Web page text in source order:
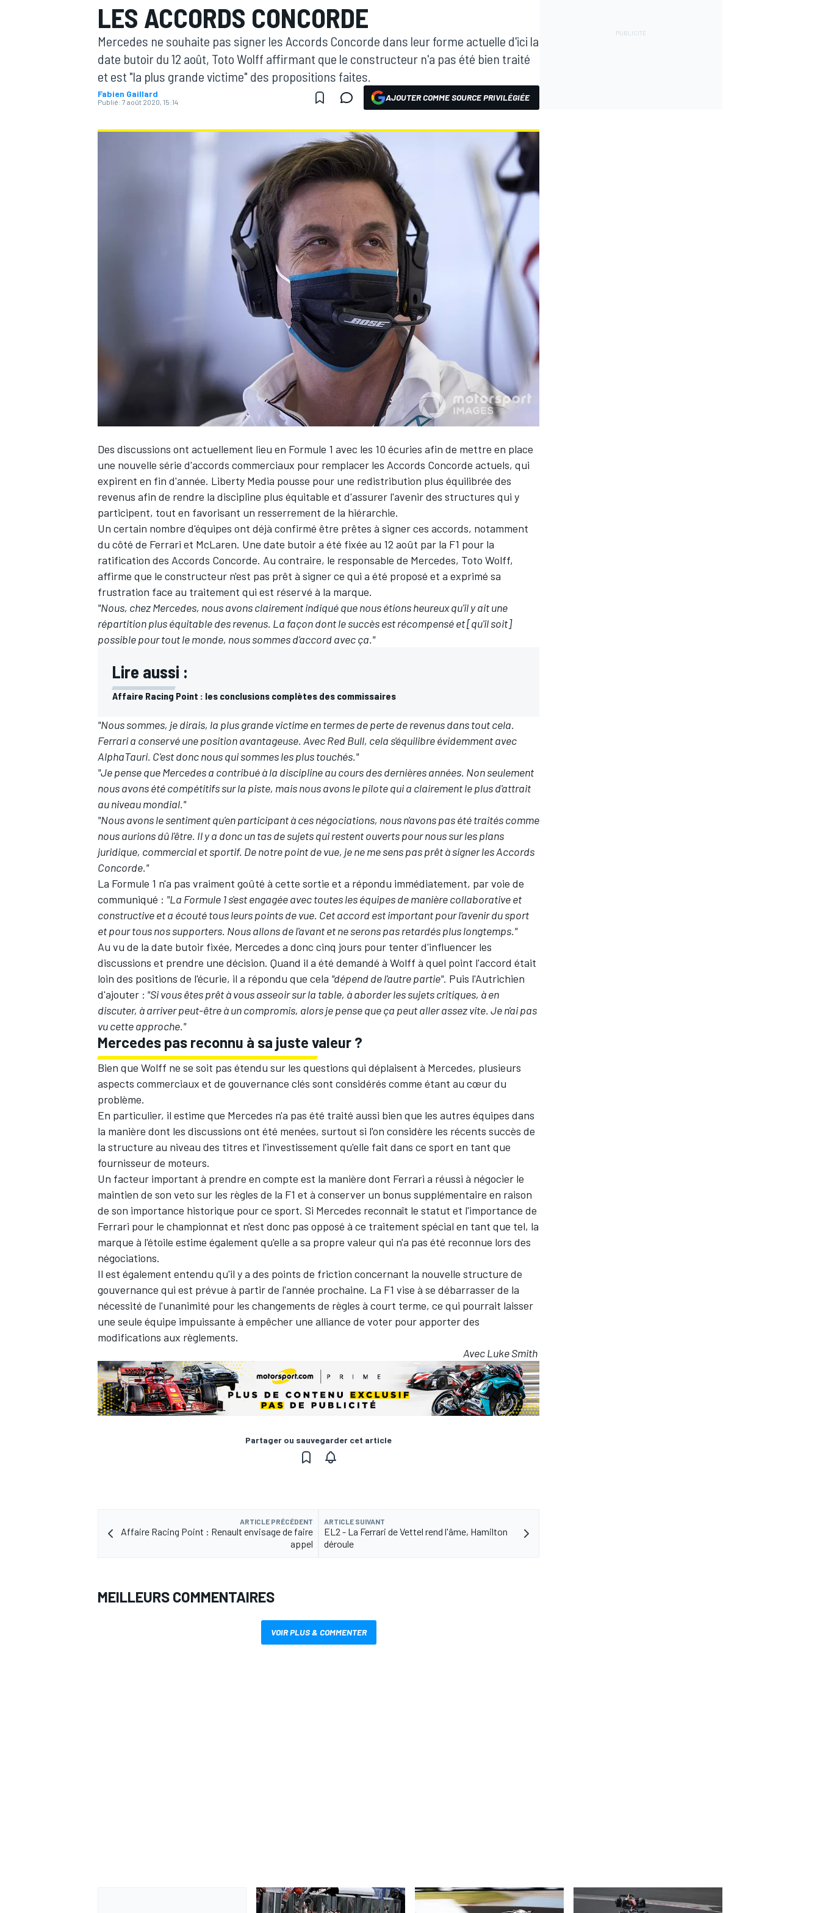
MOTOGP
WEC
AUTRES CHAMPIONNATS
LES ACCORDS CONCORDE
Mercedes ne souhaite pas signer les Accords Concorde dans leur forme actuelle d'ici la
date butoir du 12 août, Toto Wolff affirmant que le constructeur n'a pas été bien traité
et est "la plus grande victime" des propositions faites.
Fabien Gaillard
Publié: 7 août 2020, 15:14 AJOUTER COMME SOURCE PRIVILÉGIÉE
Des discussions ont actuellement lieu en Formule 1 avec les 10 écuries afin de mettre en place
une nouvelle série d'accords commerciaux pour remplacer les Accords Concorde actuels, qui
expirent en fin d'année. Liberty Media pousse pour une redistribution plus équilibrée des
revenus afin de rendre la discipline plus équitable et d'assurer l'avenir des structures qui y
participent, tout en favorisant un resserrement de la hiérarchie.
Un certain nombre d'équipes ont déjà confirmé être prêtes à signer ces accords, notamment
du côté de Ferrari et McLaren. Une date butoir a été fixée au 12 août par la F1 pour la
ratification des Accords Concorde. Au contraire, le responsable de Mercedes, Toto Wolff,
affirme que le constructeur n'est pas prêt à signer ce qui a été proposé et a exprimé sa
frustration face au traitement qui est réservé à la marque.
"Nous, chez Mercedes, nous avons clairement indiqué que nous étions heureux qu'il y ait une
répartition plus équitable des revenus. La façon dont le succès est récompensé et [qu'il soit]
possible pour tout le monde, nous sommes d'accord avec ça."
Lire aussi :
Affaire Racing Point : les conclusions complètes des commissaires
"Nous sommes, je dirais, la plus grande victime en termes de perte de revenus dans tout cela.
Ferrari a conservé une position avantageuse. Avec Red Bull, cela s'équilibre évidemment avec
AlphaTauri. C'est donc nous qui sommes les plus touchés."
"Je pense que Mercedes a contribué à la discipline au cours des dernières années. Non seulement
nous avons été compétitifs sur la piste, mais nous avons le pilote qui a clairement le plus d'attrait
au niveau mondial."
"Nous avons le sentiment qu'en participant à ces négociations, nous n'avons pas été traités comme
nous aurions dû l'être. Il y a donc un tas de sujets qui restent ouverts pour nous sur les plans
juridique, commercial et sportif. De notre point de vue, je ne me sens pas prêt à signer les Accords
Concorde."
La Formule 1 n'a pas vraiment goûté à cette sortie et a répondu immédiatement, par voie de
communiqué : "La Formule 1 s'est engagée avec toutes les équipes de manière collaborative et
constructive et a écouté tous leurs points de vue. Cet accord est important pour l'avenir du sport
et pour tous nos supporters. Nous allons de l'avant et ne serons pas retardés plus longtemps."
Au vu de la date butoir fixée, Mercedes a donc cinq jours pour tenter d'influencer les
discussions et prendre une décision. Quand il a été demandé à Wolff à quel point l'accord était
loin des positions de l'écurie, il a répondu que cela "dépend de l'autre partie". Puis l'Autrichien
d'ajouter : "Si vous êtes prêt à vous asseoir sur la table, à aborder les sujets critiques, à en
discuter, à arriver peut-être à un compromis, alors je pense que ça peut aller assez vite. Je n'ai pas
vu cette approche."
Mercedes pas reconnu à sa juste valeur ?
Bien que Wolff ne se soit pas étendu sur les questions qui déplaisent à Mercedes, plusieurs
aspects commerciaux et de gouvernance clés sont considérés comme étant au cœur du
problème.
En particulier, il estime que Mercedes n'a pas été traité aussi bien que les autres équipes dans
la manière dont les discussions ont été menées, surtout si l'on considère les récents succès de
la structure au niveau des titres et l'investissement qu'elle fait dans ce sport en tant que
fournisseur de moteurs.
Un facteur important à prendre en compte est la manière dont Ferrari a réussi à négocier le
maintien de son veto sur les règles de la F1 et à conserver un bonus supplémentaire en raison
de son importance historique pour ce sport. Si Mercedes reconnaît le statut et l'importance de
Ferrari pour le championnat et n'est donc pas opposé à ce traitement spécial en tant que tel, la
marque à l'étoile estime également qu'elle a sa propre valeur qui n'a pas été reconnue lors des
négociations.
Il est également entendu qu'il y a des points de friction concernant la nouvelle structure de
gouvernance qui est prévue à partir de l'année prochaine. La F1 vise à se débarrasser de la
nécessité de l'unanimité pour les changements de règles à court terme, ce qui pourrait laisser
une seule équipe impuissante à empêcher une alliance de voter pour apporter des
modifications aux règlements.
Avec Luke Smith
Partager ou sauvegarder cet article
ARTICLE PRÉCÉDENT
Affaire Racing Point : Renault envisage de faire
appel
ARTICLE SUIVANT
EL2 - La Ferrari de Vettel rend l'âme, Hamilton
déroule
MEILLEURS COMMENTAIRES
VOIR PLUS & COMMENTER